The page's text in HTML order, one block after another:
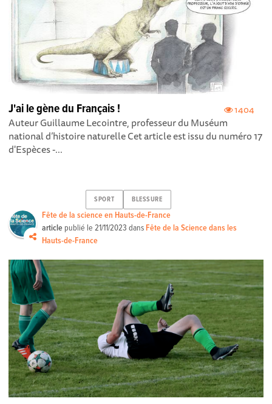
1404
J'ai le gène du Français !
Auteur Guillaume Lecointre, professeur du Muséum
national d’histoire naturelle Cet article est issu du numéro 17
d'Espèces -...
SPORT BLESSURE
Fête de la science en Hauts-de-France
article publié le21/11/2023 dans Fête de la Science dans les
Hauts-de-France